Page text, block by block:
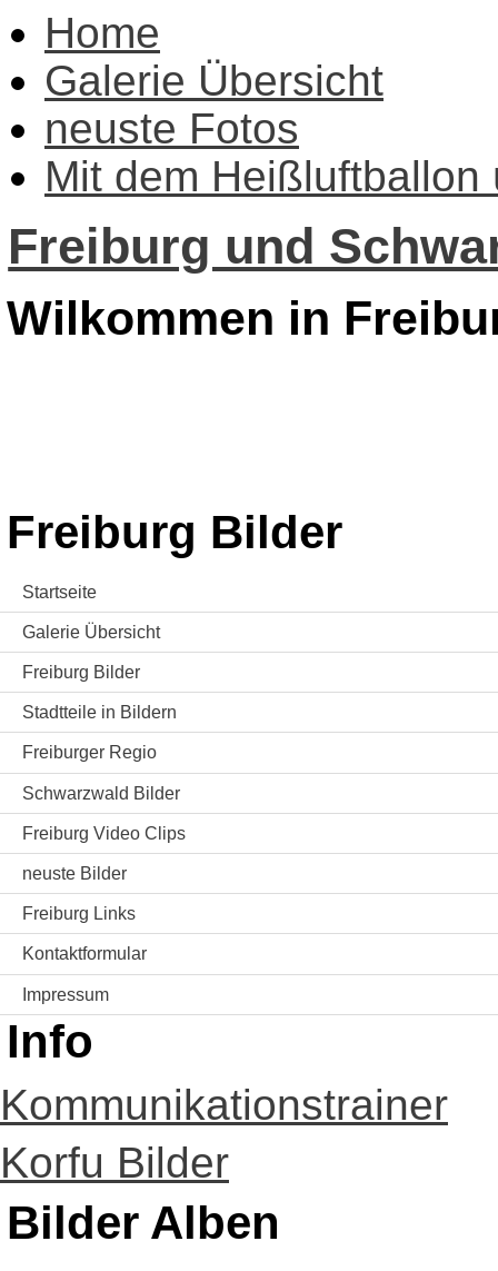
Home
Galerie Übersicht
neuste Fotos
Mit dem Heißluftballon
Freiburg und
Wilkommen in
Freiburg Bilder
Startseite
Galerie Übersicht
Freiburg Bilder
Stadtteile in Bildern
Freiburger Regio
Schwarzwald Bilder
Freiburg Video Clips
neuste Bilder
Freiburg Links
Kontaktformular
Impressum
Info
Kommunikationstrainer
Korfu Bilder
Bilder Alben